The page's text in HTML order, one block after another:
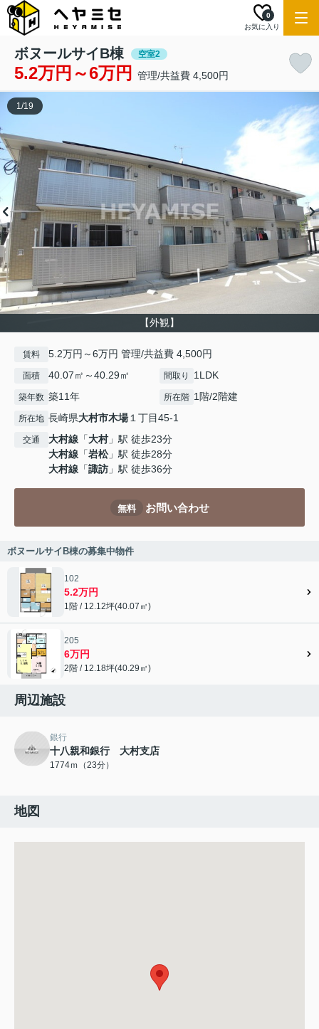
お気に入り
0
ボヌールサイB棟 空室2
5.2万円～6万円 管理/共益費 4,500円
【外観】
1/19
賃料 5.2万円～6万円 管理/共益費 4,500円
面積 40.07㎡～40.29㎡ 間取り 1LDK
築年数 築11年 所在階 1階/2階建
所在地 長崎県大村市木場１丁目45-1
交通 大村線 「大村」駅 徒歩23分
大村線 「岩松」駅 徒歩28分
大村線 「諏訪 」駅 徒歩36分
無料 お問い合わせ
ボヌールサイB棟の募集中物件
102
5.2万円
1階 / 12.12坪(40.07㎡)
205
6万円
2階 / 12.18坪(40.29㎡)
周辺施設
銀行
十八親和銀行 大村支店
1774ｍ（23分）
地図